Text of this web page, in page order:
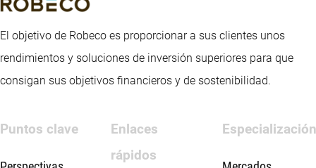
El objetivo de Robeco es proporcionar a sus clientes unos
rendimientos y soluciones de inversión superiores para que
consigan sus objetivos financieros y de sostenibilidad.
Puntos clave
Enlaces
rápidos
Especialización